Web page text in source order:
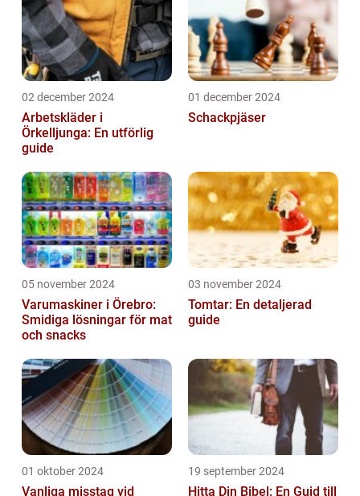
02 december 2024
Arbetskläder i
Örkelljunga: En utförlig
guide
01 december 2024
Schackpjäser
05 november 2024
Varumaskiner i Örebro:
Smidiga lösningar för mat
och snacks
03 november 2024
Tomtar: En detaljerad
guide
01 oktober 2024
Vanliga misstag vid
19 september 2024
Hitta Din Bibel: En Guid till